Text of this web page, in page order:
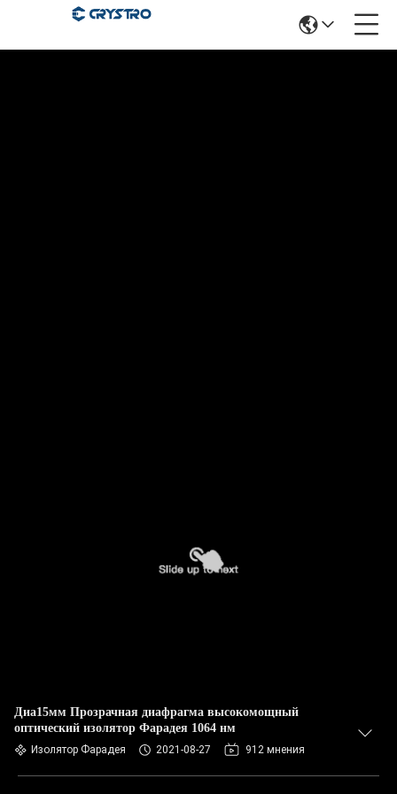
Диа15мм Прозрачная диафрагма высокомощный
оптический изолятор Фарадея 1064 нм
Изолятор Фарадея 2021-08-27 912 мнения